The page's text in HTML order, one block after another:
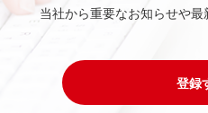
当社から重要なお知らせや最
登録